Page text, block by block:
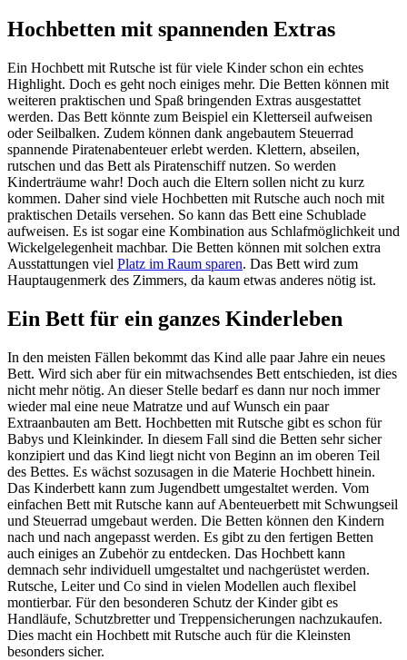
Hochbetten mit spannenden Extras
Ein Hochbett mit Rutsche ist für viele Kinder schon ein echtes
Highlight. Doch es geht noch einiges mehr. Die Betten können mit
weiteren praktischen und Spaß bringenden Extras ausgestattet
werden. Das Bett könnte zum Beispiel ein Kletterseil aufweisen
oder Seilbalken. Zudem können dank angebautem Steuerrad
spannende Piratenabenteuer erlebt werden. Klettern, abseilen,
rutschen und das Bett als Piratenschiff nutzen. So werden
Kinderträume wahr! Doch auch die Eltern sollen nicht zu kurz
kommen. Daher sind viele Hochbetten mit Rutsche auch noch mit
praktischen Details versehen. So kann das Bett eine Schublade
aufweisen. Es ist sogar eine Kombination aus Schlafmöglichkeit und
Wickelgelegenheit machbar. Die Betten können mit solchen extra
Ausstattungen viel Platz im Raum sparen. Das Bett wird zum
Hauptaugenmerk des Zimmers, da kaum etwas anderes nötig ist.
Ein Bett für ein ganzes Kinderleben
In den meisten Fällen bekommt das Kind alle paar Jahre ein neues
Bett. Wird sich aber für ein mitwachsendes Bett entschieden, ist dies
nicht mehr nötig. An dieser Stelle bedarf es dann nur noch immer
wieder mal eine neue Matratze und auf Wunsch ein paar
Extraanbauten am Bett. Hochbetten mit Rutsche gibt es schon für
Babys und Kleinkinder. In diesem Fall sind die Betten sehr sicher
konzipiert und das Kind liegt nicht von Beginn an im oberen Teil
des Bettes. Es wächst sozusagen in die Materie Hochbett hinein.
Das Kinderbett kann zum Jugendbett umgestaltet werden. Vom
einfachen Bett mit Rutsche kann auf Abenteuerbett mit Schwungseil
und Steuerrad umgebaut werden. Die Betten können den Kindern
nach und nach angepasst werden. Es gibt zu den fertigen Betten
auch einiges an Zubehör zu entdecken. Das Hochbett kann
demnach sehr individuell umgestaltet und nachgerüstet werden.
Rutsche, Leiter und Co sind in vielen Modellen auch flexibel
montierbar. Für den besonderen Schutz der Kinder gibt es
Handläufe, Schutzbretter und Treppensicherungen nachzukaufen.
Dies macht ein Hochbett mit Rutsche auch für die Kleinsten
besonders sicher.